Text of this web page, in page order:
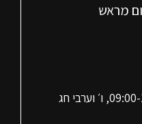
מראש
שעות פתיחה: א-ה 09:00-19:00, ו׳ וערבי חג